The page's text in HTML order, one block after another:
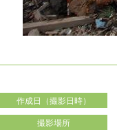
作成日（撮影日時）
撮影場所